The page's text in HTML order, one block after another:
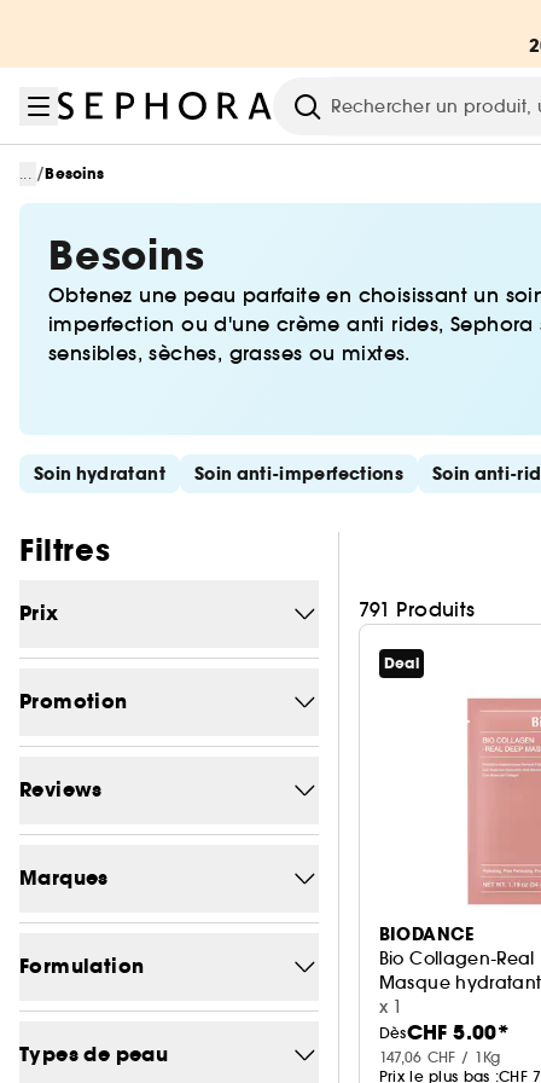
Recherche
... /Besoins
Besoins
Obtenez une peau parfaite en choisissant un
imperfection ou d'une crème anti rides,
sensibles, sèches, grasses ou mixtes.
Ignorer les liens rapides
Soin hydratant Soin anti-imperfections Soin anti-
Filtres
Prix
(CHF)
Promotion
-1.8
-3.5 1
-3.7 1
-3.9 1
Reviews
5/5
Marques
Formulation
Types de peau
791 Produits
Deal
BIODANCE
Bio Collagen-Real
Masque
x 1
DèsCHF 5.00*
147,06 CHF / 1Kg
Prix le plus bas :CHF